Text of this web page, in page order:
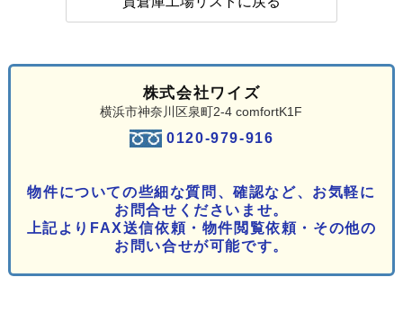
株式会社ワイズ
横浜市神奈川区泉町2-4 comfortK1F
0120-979-916
物件についての些細な質問、確認など、お気軽に
お問合せくださいませ。
上記よりFAX送信依頼・物件閲覧依頼・その他の
お問い合せが可能です。